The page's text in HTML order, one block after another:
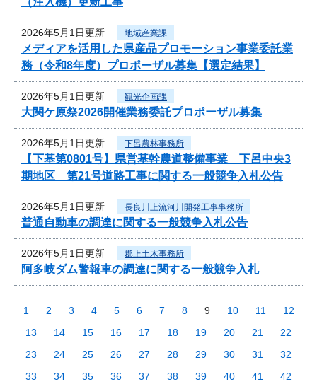
2026年5月1日更新 地域産業課
メディアを活用した県産品プロモーション事業委託業
務（令和8年度）プロポーザル募集【選定結果】
2026年5月1日更新 観光企画課
大関ケ原祭2026開催業務委託プロポーザル募集
2026年5月1日更新 下呂農林事務所
【下基第0801号】県営基幹農道整備事業 下呂中央3
期地区 第21号道路工事に関する一般競争入札公告
2026年5月1日更新 長良川上流河川開発工事事務所
普通自動車の調達に関する一般競争入札公告
2026年5月1日更新 郡上土木事務所
阿多岐ダム警報車の調達に関する一般競争入札
1 2 3 4 5 6 7 8 9 10 11
12
13
14 15 16 17 18 19 20 21
22
23
24 25 26 27 28 29 30 31
32
33
34 35 36 37 38 39 40 41
42